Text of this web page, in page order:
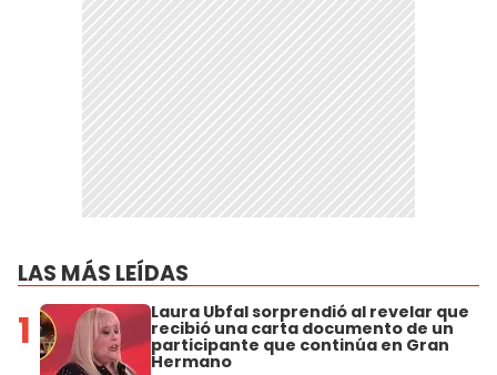
LAS MÁS LEÍDAS
1 Laura Ubfal sorprendió al revelar que
recibió una carta documento de un
participante que continúa en Gran
Hermano